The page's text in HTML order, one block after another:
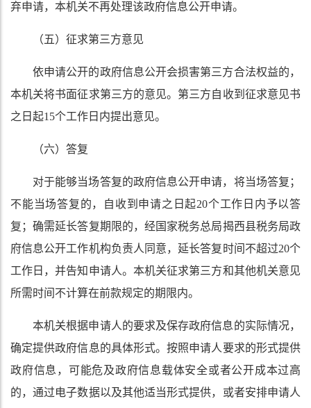
弃申请，本机关不再处理该政府信息公开申请。
（五）征求第三方意见
依申请公开的政府信息公开会损害第三方合法权益的，
本机关将书面征求第三方的意见。第三方自收到征求意见书
之日起15个工作日内提出意见。
（六）答复
对于能够当场答复的政府信息公开申请，将当场答复；
不能当场答复的，自收到申请之日起20个工作日内予以答
复；确需延长答复期限的，经国家税务总局揭西县税务局政
府信息公开工作机构负责人同意，延长答复时间不超过20个
工作日，并告知申请人。本机关征求第三方和其他机关意见
所需时间不计算在前款规定的期限内。
本机关根据申请人的要求及保存政府信息的实际情况，
确定提供政府信息的具体形式。按照申请人要求的形式提供
政府信息，可能危及政府信息载体安全或者公开成本过高
的，通过电子数据以及其他适当形式提供，或者安排申请人